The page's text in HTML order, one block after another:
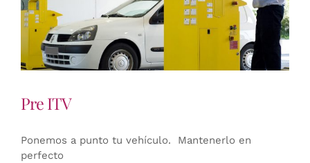
Pre ITV
Ponemos a punto tu vehículo. Mantenerlo en
perfecto